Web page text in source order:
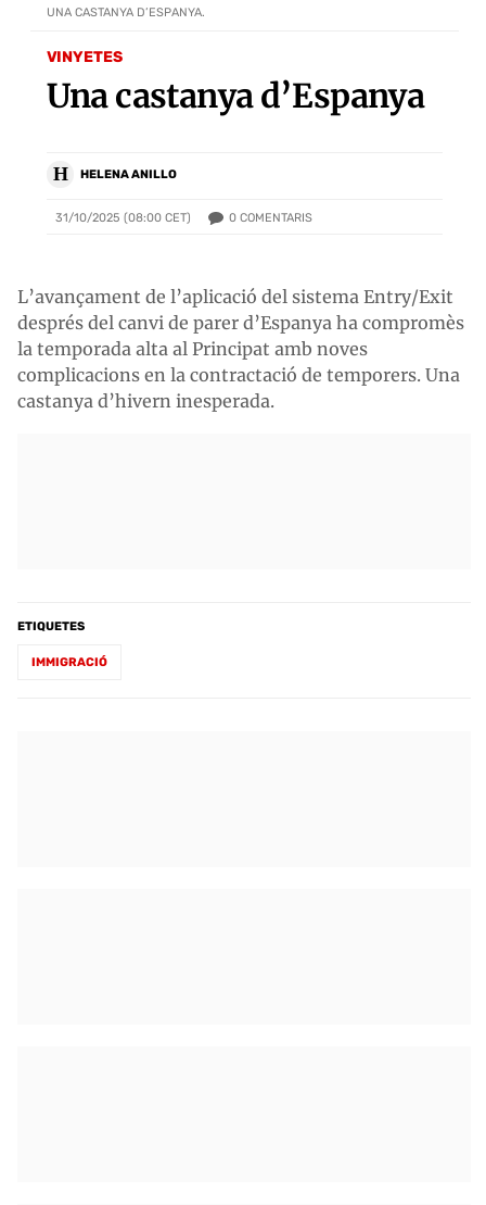
VINYETES
Una castanya d’Espanya
H HELENA ANILLO
31/10/2025 (08:00 CET) 0 COMENTARIS
UNA CASTANYA D’ESPANYA.
L’avançament de l’aplicació del sistema Entry/Exit
després del canvi de parer d’Espanya ha compromès
la temporada alta al Principat amb noves
complicacions en la contractació de temporers. Una
castanya d’hivern inesperada.
ETIQUETES
IMMIGRACIÓ